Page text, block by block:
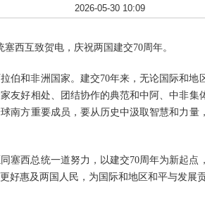
2026-05-30 10:09
西互致贺电，庆祝两国建交70周年。
伯和非洲国家。建交70年来，无论国际和
友好相处、团结协作的典范和中阿、中非
南方重要成员，要从历史中汲取智慧和力
塞西总统一道努力，以建交70周年为新起
好惠及两国人民，为国际和地区和平与发展